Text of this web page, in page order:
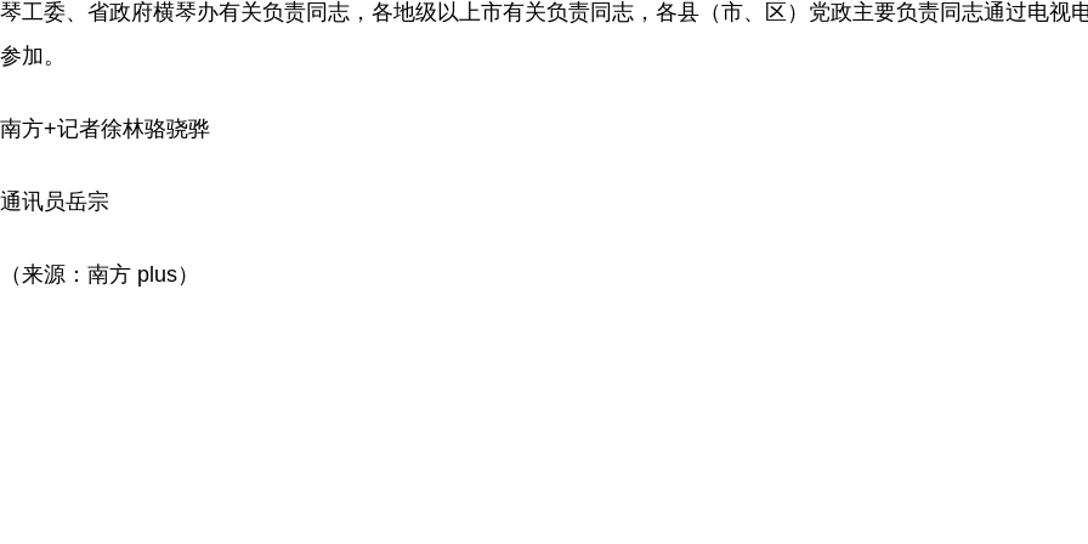
琴工委、省政府横琴办有关负责同志，各地级以上市有关负责同志，各县（市、区）党政主要负责同志通过电视
参加。
南方+记者徐林骆骁骅
通讯员岳宗
（来源：南方 plus）